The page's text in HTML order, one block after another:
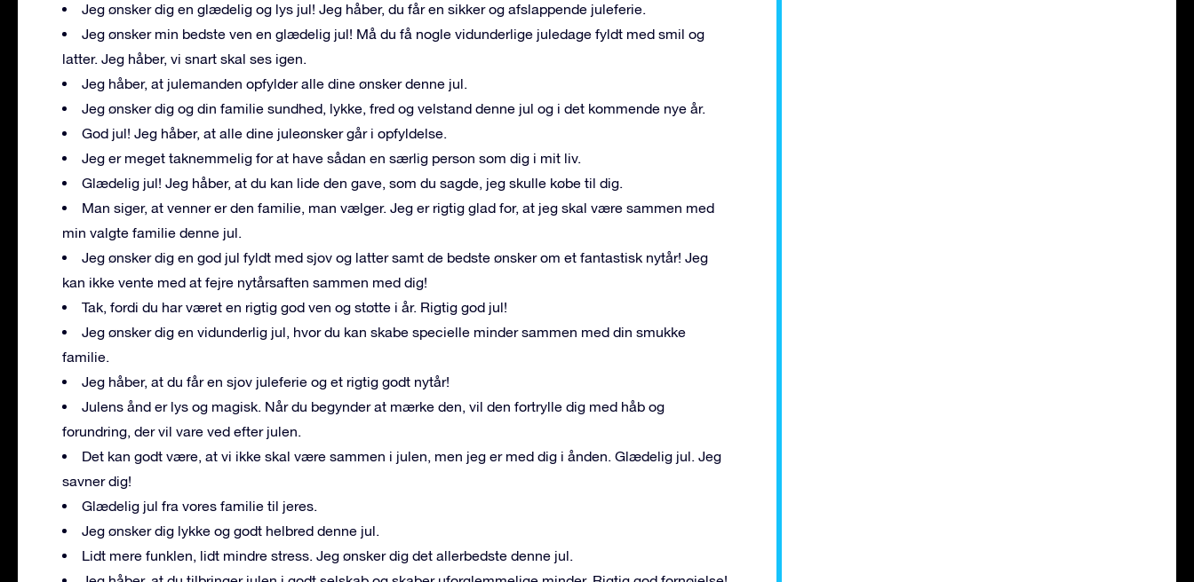
Jeg ønsker dig en glædelig og lys jul! Jeg håber, du får en sikker og afslappende juleferie.
Jeg ønsker min bedste ven en glædelig jul! Må du få nogle vidunderlige juledage fyldt med smil og
latter. Jeg håber, vi snart skal ses igen.
Jeg håber, at julemanden opfylder alle dine ønsker denne jul.
Jeg ønsker dig og din familie sundhed, lykke, fred og velstand denne jul og i det kommende nye år.
God jul! Jeg håber, at alle dine juleønsker går i opfyldelse.
Jeg er meget taknemmelig for at have sådan en særlig person som dig i mit liv.
Glædelig jul! Jeg håber, at du kan lide den gave, som du sagde, jeg skulle købe til dig.
Man siger, at venner er den familie, man vælger. Jeg er rigtig glad for, at jeg skal være sammen med
min valgte familie denne jul.
Jeg ønsker dig en god jul fyldt med sjov og latter samt de bedste ønsker om et fantastisk nytår! Jeg
kan ikke vente med at fejre nytårsaften sammen med dig!
Tak, fordi du har været en rigtig god ven og støtte i år. Rigtig god jul!
Jeg ønsker dig en vidunderlig jul, hvor du kan skabe specielle minder sammen med din smukke
familie.
Jeg håber, at du får en sjov juleferie og et rigtig godt nytår!
Julens ånd er lys og magisk. Når du begynder at mærke den, vil den fortrylle dig med håb og
forundring, der vil vare ved efter julen.
Det kan godt være, at vi ikke skal være sammen i julen, men jeg er med dig i ånden. Glædelig jul. Jeg
savner dig!
Glædelig jul fra vores familie til jeres.
Jeg ønsker dig lykke og godt helbred denne jul.
Lidt mere funklen, lidt mindre stress. Jeg ønsker dig det allerbedste denne jul.